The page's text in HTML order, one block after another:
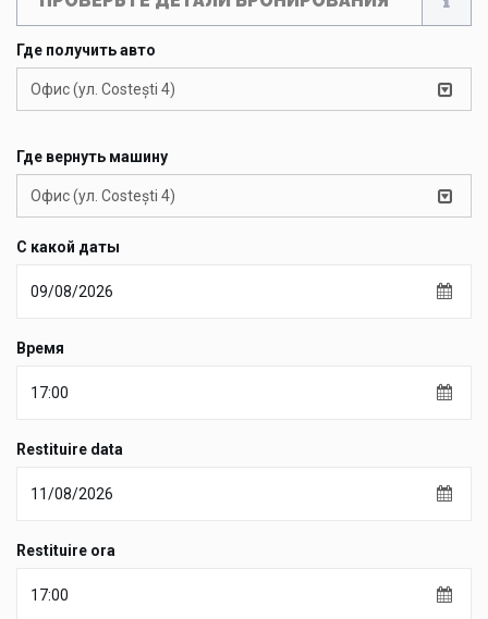
Где получить авто
Офис (ул. Costești 4)
Где вернуть машину
Офис (ул. Costești 4)
С какой даты
Время
Restituire data
Restituire ora